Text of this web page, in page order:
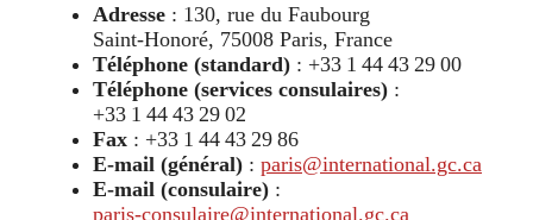
Adresse : 130, rue du Faubourg
Saint‑Honoré, 75008 Paris, France
Téléphone (standard) : +33 1 44 43 29 00
Téléphone (services consulaires) :
+33 1 44 43 29 02
Fax : +33 1 44 43 29 86
E‑mail (général) : paris@international.gc.ca
E‑mail (consulaire) :
paris‑consulaire@international.gc.ca